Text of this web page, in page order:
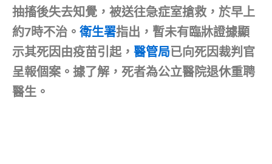
抽搐後失去知覺，被送往急症室搶救，於早上
約7時不治。 衛生署指出，暫未有臨牀證據顯
示其死因由疫苗引起， 醫管局已向死因裁判官
呈報個案。據了解，死者為公立醫院退休重聘
醫生。